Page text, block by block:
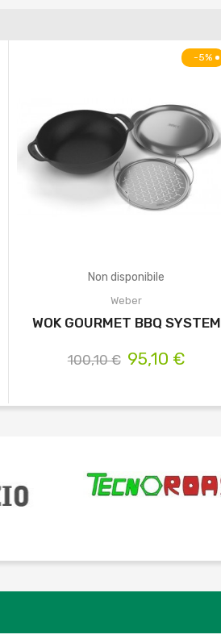
-5%
Non disponibile
Weber
WOK GOURMET BBQ SYSTEM
100,10 € 95,10 €